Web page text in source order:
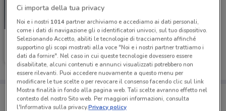
NUOVO
Unieuro
Scade il 23/08 1.9 km
Porta DoveConviene sempre con te!
Puoi trovare le migliori offerte dei negozi vicino a te,
Ci importa della tua privacy
Noi e i nostri 1014partner archiviamo e accediamo ai dati personali,
come i dati di navigazione gli o identificatori univoci, sul tuo dispositivo.
Selezionando Accetto, abiliti le tecnologie di tracciamento affinché
supportino gli scopi mostrati alla voce "Noi e i nostri partner trattiamo i
dati da fornire". Nel caso in cui queste tecnologie dovessero essere
disabilitate, alcuni contenuti e annunci visualizzati potrebbero non
essere rilevanti. Puoi accedere nuovamente a questo menu per
modificare le tue scelte o per revocare il consenso facendo clic sul link
Mostra finalità in fondo alla pagina web. Tali scelte avranno effetto nel
contesto del nostro Sito web. Per maggiori informazioni, consulta
l'Informativa sulla privacy.Privacy policy